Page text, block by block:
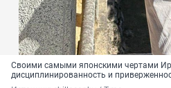
Своими самыми японскими чертами
дисциплинированность и